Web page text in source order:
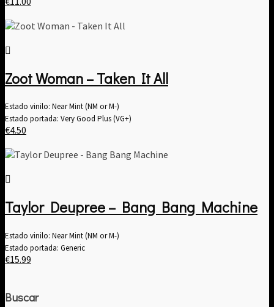
Zoot Woman – Taken It All
Estado vinilo: Near Mint (NM or M-)
Estado portada: Very Good Plus (VG+)
€4.50
Taylor Deupree – Bang Bang Machine
Estado vinilo: Near Mint (NM or M-)
Estado portada: Generic
€15.99
Buscar